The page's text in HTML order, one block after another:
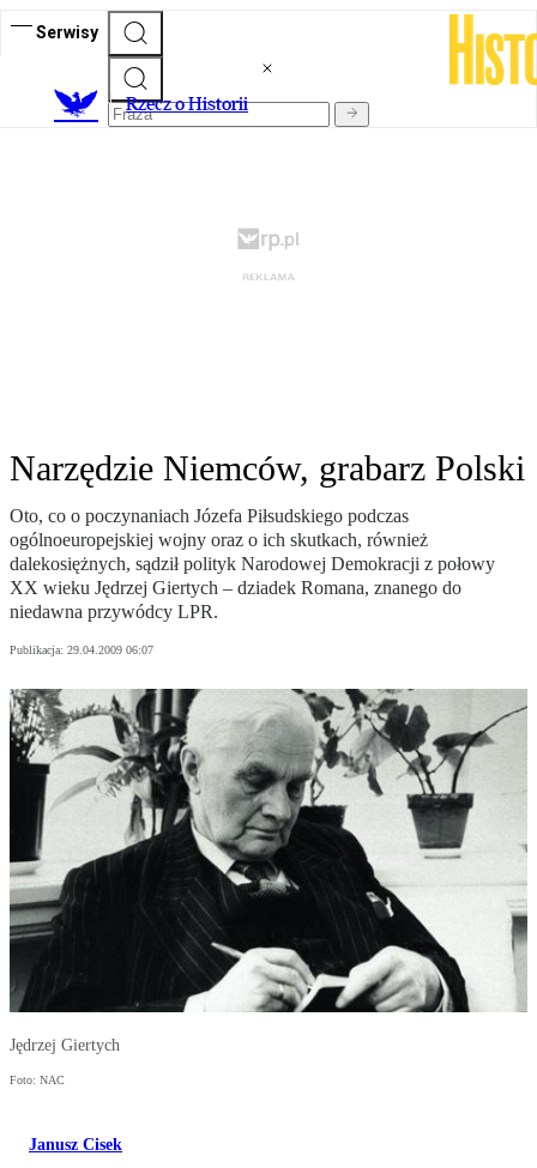
Serwisy
Rzecz o Historii
Narzędzie Niemców, grabarz Polski
Oto, co o poczynaniach Józefa Piłsudskiego podczas
ogólnoeuropejskiej wojny oraz o ich skutkach, również
dalekosiężnych, sądził polityk Narodowej Demokracji z połowy
XX wieku Jędrzej Giertych – dziadek Romana, znanego do
niedawna przywódcy LPR.
Publikacja: 29.04.2009 06:07
Jędrzej Giertych
Foto: NAC
Janusz Cisek